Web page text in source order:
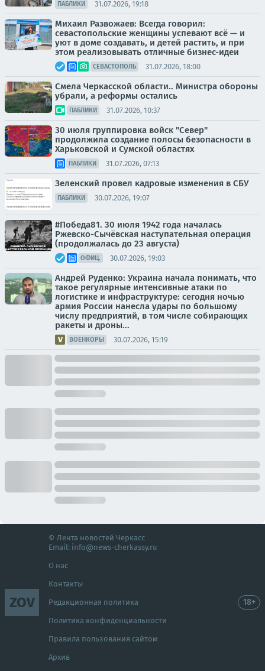
ПАБЛИКИ 31.07.2026, 19:18
Михаил Развожаев: Всегда говорил:
севастопольские женщины успевают всё — и
уют в доме создавать, и детей растить, и при
этом реализовывать отличные бизнес-идеи
СЕВАСТОПОЛЬ 31.07.2026, 18:00
Смела Черкасской области.. Министра обороны
убрали, а реформы остались
ПАБЛИКИ 31.07.2026, 10:37
30 июля группировка войск "Север"
продолжила создание полосы безопасности в
Харьковской и Сумской областях
ПАБЛИКИ 31.07.2026, 07:13
Зеленский провел кадровые изменения в СБУ
ПАБЛИКИ 30.07.2026, 19:07
#Победа81. 30 июля 1942 года началась
Ржевско-Сычёвская наступательная операция
(продолжалась до 23 августа)
ОФИЦ. 30.07.2026, 19:03
Андрей Руденко: Украина начала понимать, что
такое регулярные интенсивные атаки по
логистике и инфраструктуре: сегодня ночью
армия России нанесла удары по большому
числу предприятий, в том числе собирающих
ракеты и дроны...
ВОЕНКОРЫ 30.07.2026, 15:19
ZOV
© Лента новостей Черкасс
Email: info@news-cherkassy.ru
О нас
Контакты
Редакционная политика
Политика конфиденциальности
Правила пользования сайтом
Архив
18+